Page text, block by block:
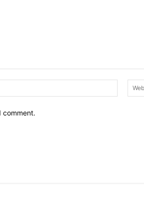
Email:
comment.